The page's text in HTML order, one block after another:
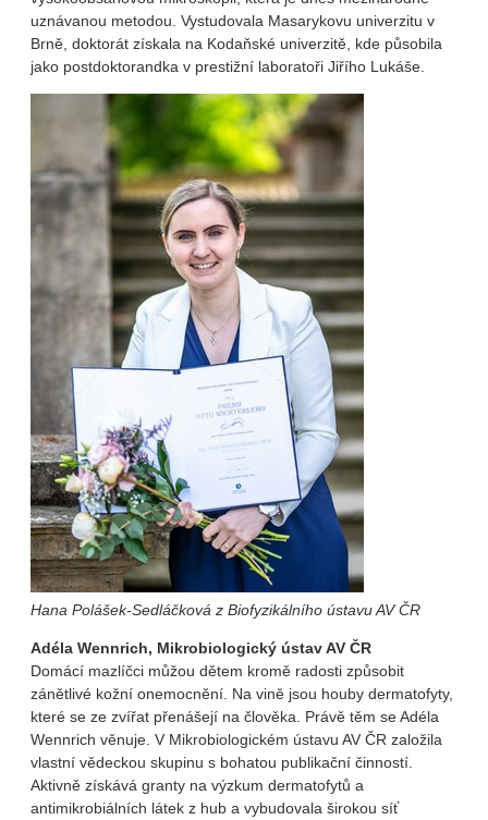
uznávanou metodou. Vystudovala Masarykovu univerzitu v
Brně, doktorát získala na Kodaňské univerzitě, kde působila
jako postdoktorandka v prestižní laboratoři Jiřího Lukáše.
Hana Polášek-Sedláčková z Biofyzikálního ústavu AV ČR
Adéla Wennrich, Mikrobiologický ústav AV ČR
Domácí mazlíčci můžou dětem kromě radosti způsobit
zánětlivé kožní onemocnění. Na vině jsou houby dermatofyty,
které se ze zvířat přenášejí na člověka. Právě těm se Adéla
Wennrich věnuje. V Mikrobiologickém ústavu AV ČR založila
vlastní vědeckou skupinu s bohatou publikační činností.
Aktivně získává granty na výzkum dermatofytů a
antimikrobiálních látek z hub a vybudovala širokou síť